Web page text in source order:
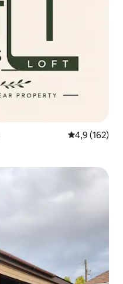
Priemerné
4,9 (162)